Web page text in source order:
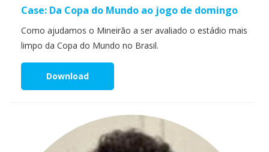
Case: Da Copa do Mundo ao jogo de domingo
Como ajudamos o Mineirão a ser avaliado o estádio mais
limpo da Copa do Mundo no Brasil.
Download